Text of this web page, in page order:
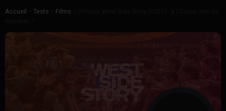
Accueil Tests Films